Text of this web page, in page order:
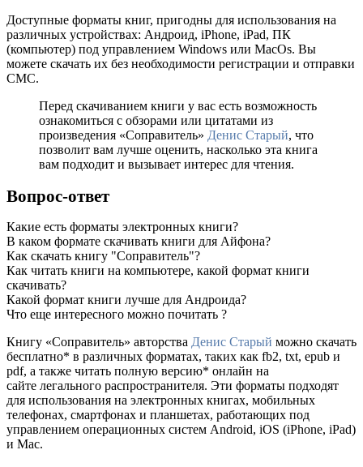
Доступные форматы книг, пригодны для использования на
различных устройствах: Андроид, iPhone, iPad, ПК
(компьютер) под управлением Windows или MacOs. Вы
можете скачать их без необходимости регистрации и отправки
СМС.
Перед скачиванием книги у вас есть возможность
ознакомиться с обзорами или цитатами из
произведения «Соправитель» Денис Старый, что
позволит вам лучше оценить, насколько эта книга
вам подходит и вызывает интерес для чтения.
Вопрос-ответ
Какие есть форматы электронных книги?
В каком формате скачивать книги для Айфона?
Как скачать книгу "Соправитель"?
Как читать книги на компьютере, какой формат книги
скачивать?
Какой формат книги лучше для Андроида?
Что еще интересного можно почитать ?
Книгу «Соправитель» авторства Денис Старый можно скачать
бесплатно* в различных форматах, таких как fb2, txt, epub и
pdf, а также читать полную версию* онлайн на
сайте легального распространителя. Эти форматы подходят
для использования на электронных книгах, мобильных
телефонах, смартфонах и планшетах, работающих под
управлением операционных систем Android, iOS (iPhone, iPad)
и Mac.